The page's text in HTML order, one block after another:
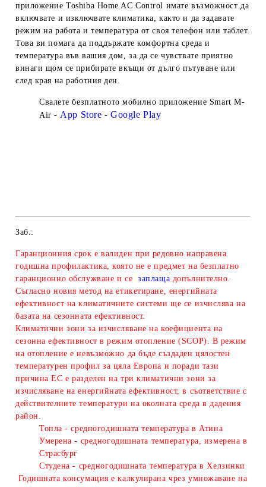
приложение Toshiba Home AC Control имате възможност да
включвате и изключвате климатика, както и да задавате
режим на работа и температура от своя телефон или таблет.
Това ви помага да поддържате комфортна среда и
температура във вашия дом, за да се чувствате приятно
винаги щом се прибирате вкъщи от дълго пътуване или
след края на работния ден.
Свалете безплатното мобилно приложение Smart M-
Air - App Store -Google Play
Заб.:
Гаранционния срок е валиден при редовно направена
годишна профилактика, която не е предмет на безплатно
гаранционно обслужване и се заплаща допълнително.
Съгласно новия метод на етикетиране, енергийната
ефективност на климатичните системи ще се изчислява на
базата на сезонната ефективност.
Климатични зони за изчисляванена коефициента на
сезонна ефективност в режим отопление (SCOP). В режим
на отопление е невъзможно да бъде създаден цялостен
температурен профил за цяла Европа и поради тази
причина ЕС е разделен на три климатични зони за
изчисляване на енергийната ефективност, в съответствие с
действителните температури на околната среда в дадения
район.
Топла - средногодишната температура в Атина
Умерена - средногодишната температура, измерена в
Страсбург
Студена - средногодишната температура в Хелзинки
Годишната консумация е калкулирана чрез умножаване на